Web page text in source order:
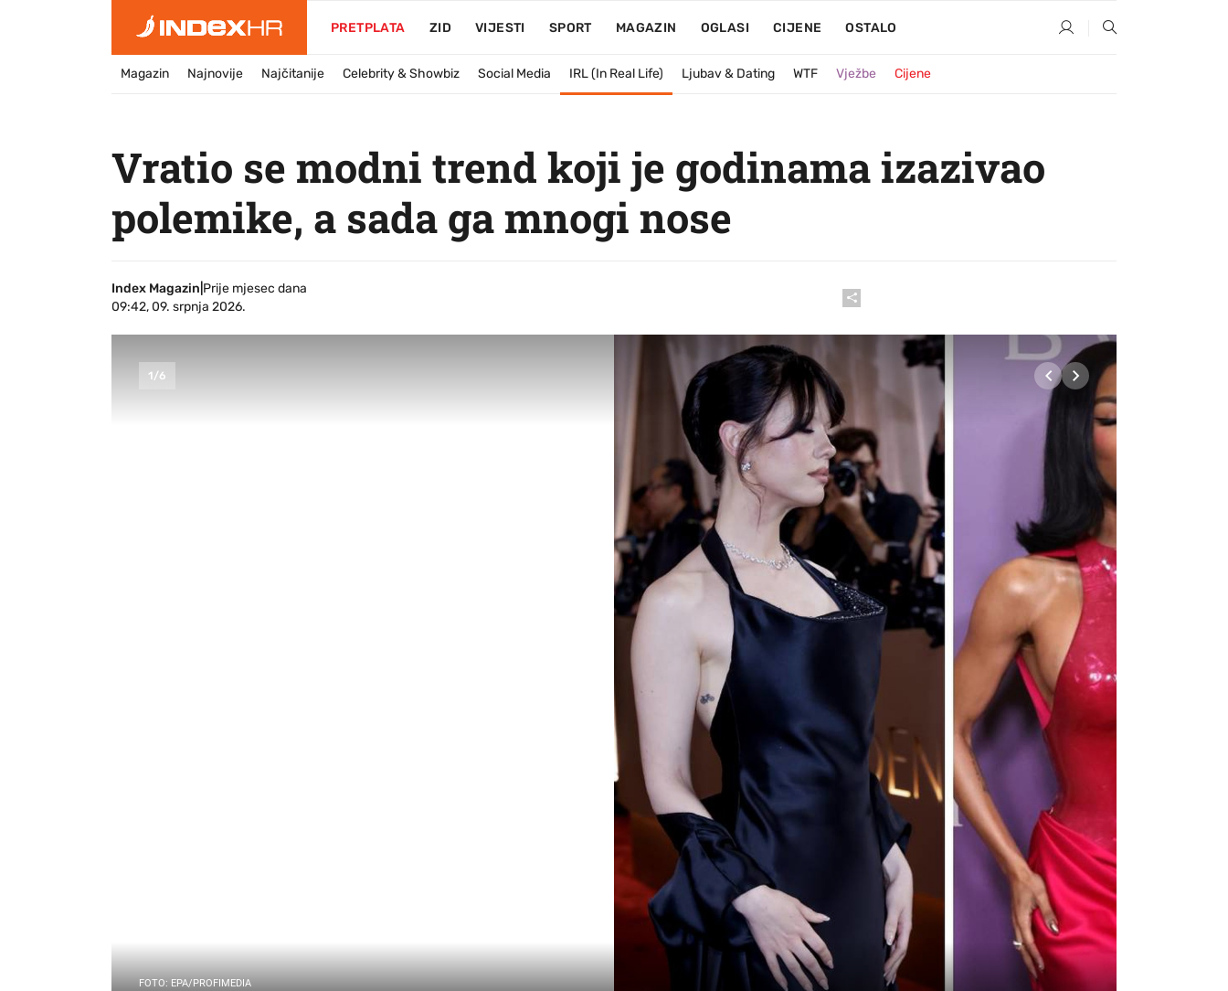
PRETPLATA ZID VIJESTI SPORT MAGAZIN OGLASI CIJENE OSTALO
Magazin Najnovije Najčitanije Celebrity & Showbiz Social Media IRL (In Real Life) Ljubav & Dating WTF Vježbe Cijene
Vratio se modni trend koji je godinama izazivao
polemike, a sada ga mnogi nose
Index Magazin
Prije mjesec dana
09:42, 09. srpnja 2026.
1/6
FOTO: EPA/PROFIMEDIA